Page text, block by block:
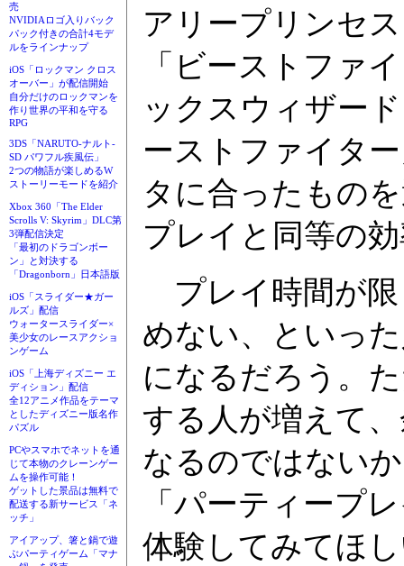
売
NVIDIAロゴ入りバック
パック付きの合計4モデ
ルをラインナップ
iOS「ロックマン クロス
オーバー」が配信開始
自分だけのロックマンを
作り世界の平和を守る
RPG
3DS「NARUTO-ナルト-
SD パワフル疾風伝」
2つの物語が楽しめるW
ストーリーモードを紹介
Xbox 360「The Elder
Scrolls V: Skyrim」DLC第
3弾配信決定
「最初のドラゴンボー
ン」と対決する
「Dragonborn」日本語版
iOS「スライダー★ガー
ルズ」配信
ウォータースライダー×
美少女のレースアクショ
ンゲーム
iOS「上海ディズニー エ
ディション」配信
全12アニメ作品をテーマ
としたディズニー版名作
パズル
PCやスマホでネットを通
じて本物のクレーンゲー
ムを操作可能！
ゲットした景品は無料で
配送する新サービス「ネ
ッチ」
アイアップ、箸と鍋で遊
ぶパーティゲーム「マナ
アリープリンセ
「ビーストファ
ックスウィザー
ーストファイタ
タに合ったもの
プレイと同等の
プレイ時間が限
めない、といっ
になるだろう。
する人が増えて
なるのではない
「パーティープ
体験してみてほ